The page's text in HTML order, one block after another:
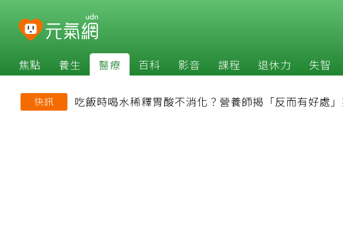
焦點 養生 醫療 百科 影音 課程 退休力 失智
快訊 吃飯時喝水稀釋胃酸不消化？營養師揭「反而有好處